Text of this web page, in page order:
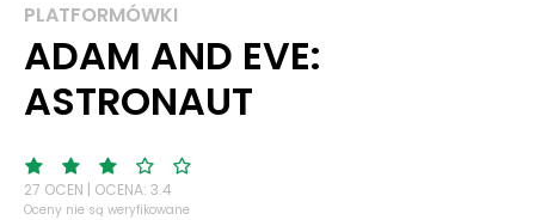
PLATFORMÓWKI
ADAM AND EVE:
ASTRONAUT
27 OCEN | OCENA: 3.4
Oceny nie są weryfikowane